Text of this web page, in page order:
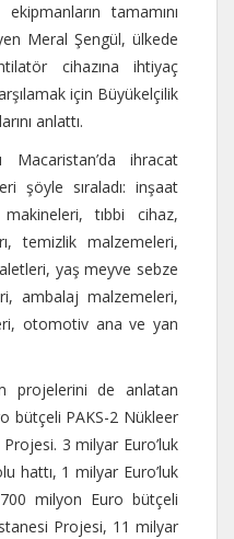
tamamını
Meral Şengül, ülkede
cihazına ihtiyaç
için Büyükelçilik
anlattı.
Macaristan’da ihracat
şöyle sıraladı: inşaat
tıbbi cihaz,
temizlik malzemeleri,
yaş meyve sebze
ambalaj malzemeleri,
otomotiv ana ve yan
projelerini de anlatan
bütçeli PAKS-2 Nükleer
3 milyar Euro’luk
hattı, 1 milyar Euro’luk
milyon Euro bütçeli
Projesi, 11 milyar